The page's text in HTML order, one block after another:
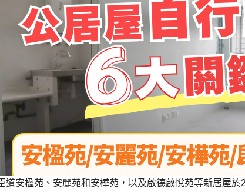
道安楹苑、安麗苑和安樺苑，以及啟德啟悅苑等新居屋